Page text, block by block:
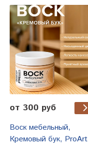
от 300 руб
Воск мебельный,
Кремовый бук, ProArt